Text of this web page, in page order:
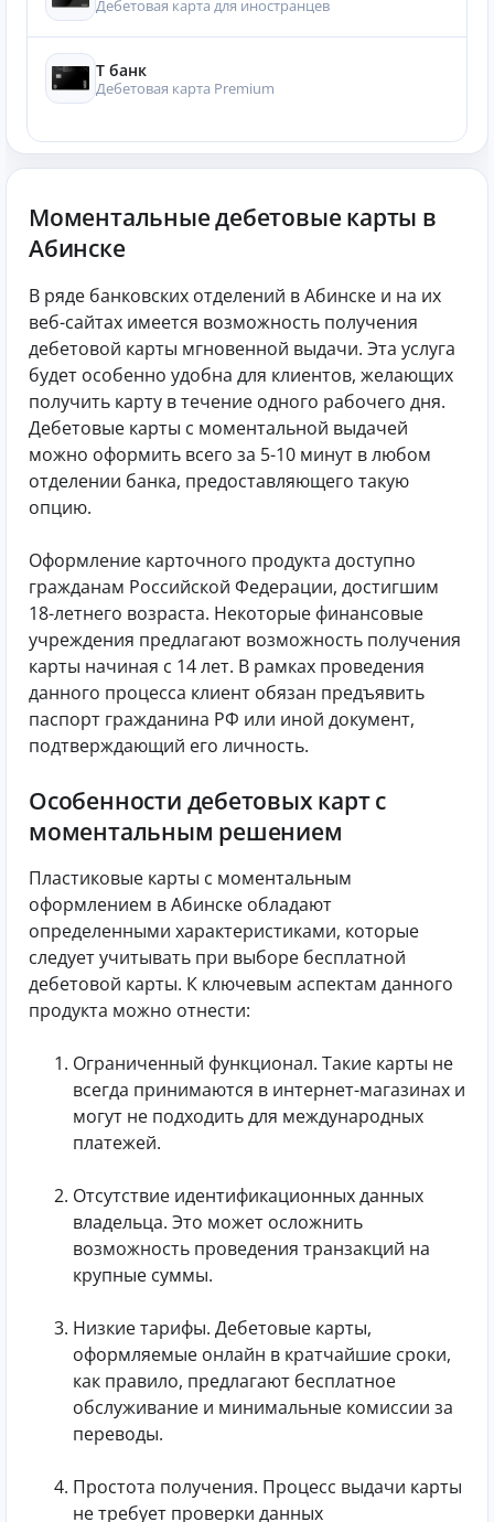
Дебетовая карта для иностранцев
Т банк
Дебетовая карта Premium
Моментальные дебетовые карты в
Абинске
В ряде банковских отделений в Абинске и на их
веб-сайтах имеется возможность получения
дебетовой карты мгновенной выдачи. Эта услуга
будет особенно удобна для клиентов, желающих
получить карту в течение одного рабочего дня.
Дебетовые карты с моментальной выдачей
можно оформить всего за 5-10 минут в любом
отделении банка, предоставляющего такую
опцию.
Оформление карточного продукта доступно
гражданам Российской Федерации, достигшим
18-летнего возраста. Некоторые финансовые
учреждения предлагают возможность получения
карты начиная с 14 лет. В рамках проведения
данного процесса клиент обязан предъявить
паспорт гражданина РФ или иной документ,
подтверждающий его личность.
Особенности дебетовых карт с
моментальным решением
Пластиковые карты с моментальным
оформлением в Абинске обладают
определенными характеристиками, которые
следует учитывать при выборе бесплатной
дебетовой карты. К ключевым аспектам данного
продукта можно отнести:
Ограниченный функционал. Такие карты не
всегда принимаются в интернет-магазинах и
могут не подходить для международных
платежей.
Отсутствие идентификационных данных
владельца. Это может осложнить
возможность проведения транзакций на
крупные суммы.
Низкие тарифы. Дебетовые карты,
оформляемые онлайн в кратчайшие сроки,
как правило, предлагают бесплатное
обслуживание и минимальные комиссии за
переводы.
Простота получения. Процесс выдачи карты
не требует проверки данных